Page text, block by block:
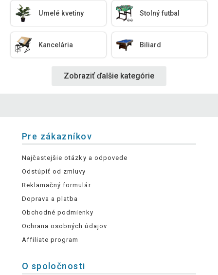
Umelé kvetiny Stolný futbal
Kancelária Biliard
Zobraziť ďalšie kategórie
Pre zákazníkov
Najčastejšie otázky a odpovede
Odstúpiť od zmluvy
Reklamačný formulár
Doprava a platba
Obchodné podmienky
Ochrana osobných údajov
Affiliate program
O spoločnosti